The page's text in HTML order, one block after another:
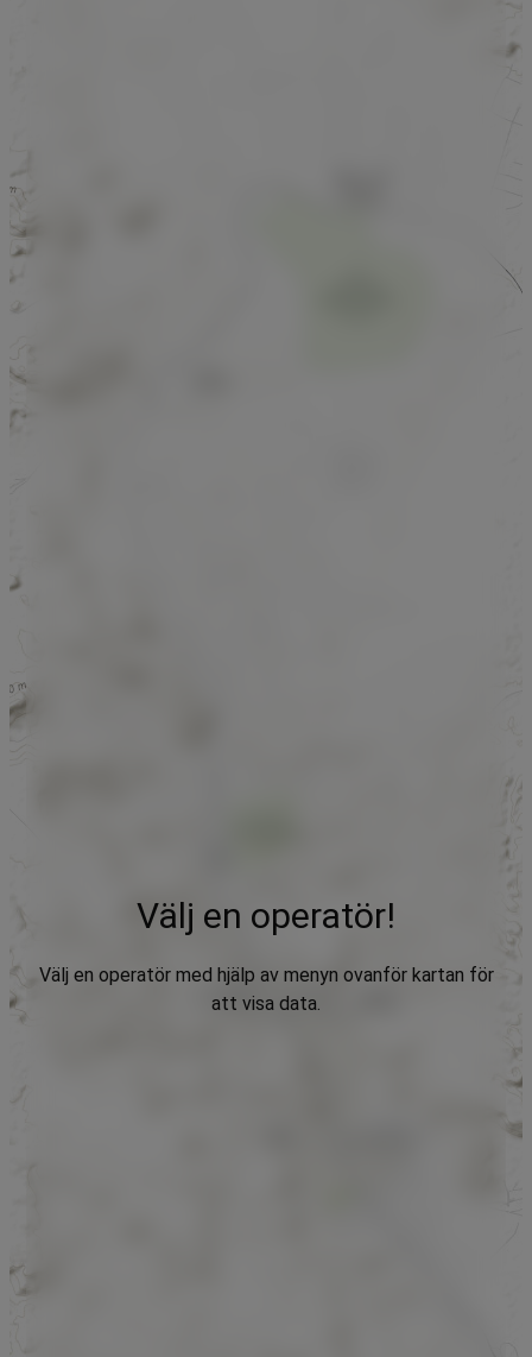
Välj en operatör!
Välj en operatör med hjälp av menyn ovanför kartan för
att visa data.